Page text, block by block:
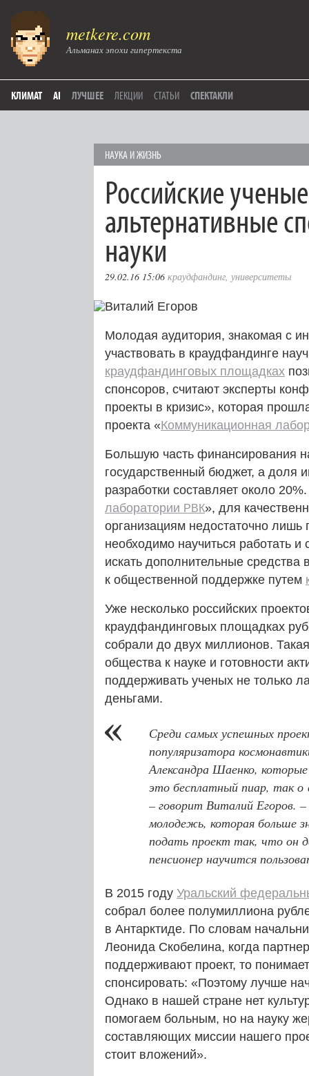
metkere.com
Альманах эпохи гипертекста
КЛИМАТ AI ЛУЧШЕЕ ЛЕКЦИИ СТАТЬИ СПЕКТАКЛИ
НАУКА И ЖИЗНЬ
Российские
альтернативные
науки
29.02.16 15:06 краудфандинг, университеты
Молодая аудитория, знакомая с
участвовать в краудфандинге
краудфандинговых площадках
спонсоров, считают эксперты
проекты в кризис», которая
проекта «Коммуникационная
Большую часть финансирования
государственный бюджет, а доля
разработки составляет около
лаборатории РВК», для
организациям недостаточно
необходимо научиться работать
искать дополнительные средства
к общественной поддержке путем
Уже несколько российских
краудфандинговых площадках
собрали до двух миллионов.
общества к науке и готовности
поддерживать ученых не только
деньгами.
Среди самых успешных
популяризатора
Александра Шаенко,
это бесплатный пиар, так о
– говорит Виталий Егоров.
молодежь, которая больше
подать проект так, что он
пенсионер научится
В 2015 году Уральский
собрал более полумиллиона
в Антарктиде. По словам
Леонида Скобелина, когда
поддерживают проект, то
спонсировать: «Поэтому лучше
Однако в нашей стране нет
помогаем больным, но на науку
составляющих миссии нашего
стоит вложений».